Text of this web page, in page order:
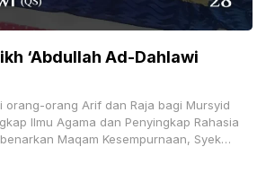
‘Abdullah Ad-Dahlawi
orang-orang Arif dan Raja bagi Mursyid
Ilmu Agama dan Penyingkap Rahasia
Maqam Kesempurnaan, Syekh